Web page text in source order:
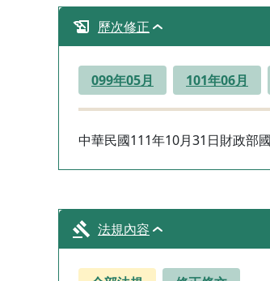
歷次修正
099年05月 101年06月
中華民國111年10月31日財政部
法規內容